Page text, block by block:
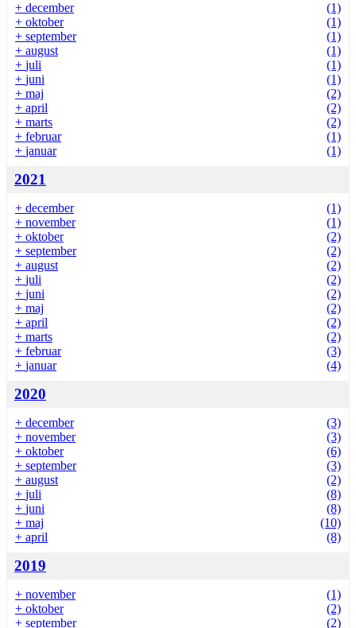
+ december
(1)
+ oktober
(1)
+ september
(1)
+ august
(1)
+ juli
(1)
+ juni
(1)
+ maj
(2)
+ april
(2)
+ marts
(2)
+ februar
(1)
+ januar (1)
2021
+ december
(1)
+ november
(1)
+ oktober
(2)
+ september
(2)
+ august
(2)
+ juli
(2)
+ juni
(2)
+ maj
(2)
+ april
(2)
+ marts
(2)
+ februar
(3)
+ januar (4)
2020
+ december
(3)
+ november
(3)
+ oktober
(6)
+ september
(3)
+ august
(2)
+ juli
(8)
+ juni
(8)
+ maj
(10)
+ april (8)
2019
+ november
(1)
+ oktober
(2)
+ september (2)